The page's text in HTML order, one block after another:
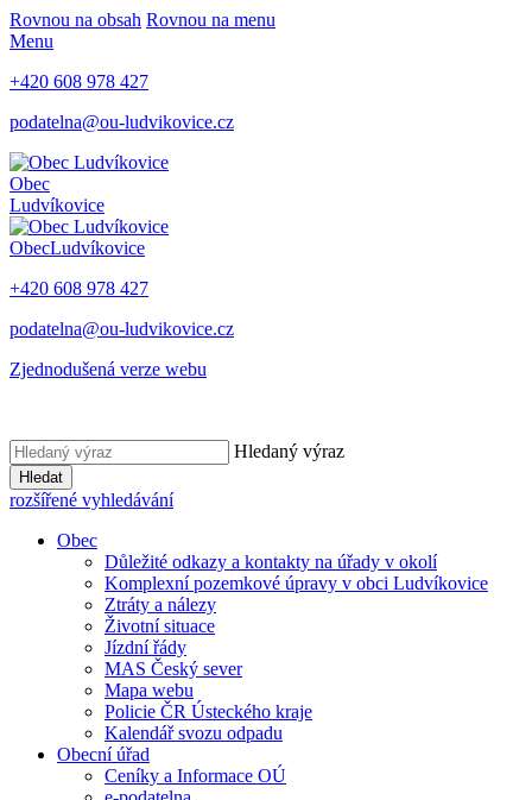
Rovnou na obsah Rovnou na menu
Menu
+420 608 978 427
podatelna@ou-ludvikovice.cz
Obec
Ludvíkovice
ObecLudvíkovice
+420 608 978 427
podatelna@ou-ludvikovice.cz
Zjednodušená verze webu
Hledaný výraz
Hledat
rozšířené vyhledávání
Obec
Důležité odkazy a kontakty na úřady v okolí
Komplexní pozemkové úpravy v obci Ludvíkovice
Ztráty a nálezy
Životní situace
Jízdní řády
MAS Český sever
Mapa webu
Policie ČR Ústeckého kraje
Kalendář svozu odpadu
Obecní úřad
Ceníky a Informace OÚ